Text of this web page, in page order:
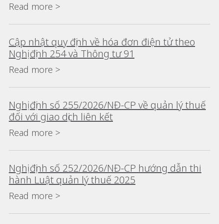
Read more >
Cập nhật quy định về hóa đơn điện tử theo
Nghị định 254 và Thông tư 91
Read more >
Nghị định số 255/2026/NĐ-CP về quản lý thuế
đối với giao dịch liên kết
Read more >
Nghị định số 252/2026/NĐ-CP hướng dẫn thi
hành Luật quản lý thuế 2025
Read more >